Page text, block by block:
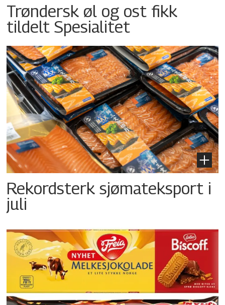
Trøndersk øl og ost fikk
tildelt Spesialitet
Rekordsterk sjømateksport i
juli